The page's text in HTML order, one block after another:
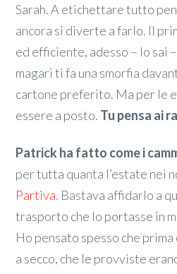
Sarah. A etichettare tutto
ancora si diverte a farlo. Il
ed efficiente, adesso – lo sai
magari ti fa una smorfia
cartone preferito. Ma per le
essere a posto. Tu pensa ai
Patrick ha fatto come i
per tutta quanta l’estate nei
Partiva. Bastava affidarlo a
trasporto che lo portasse in
Ho pensato spesso che
a secco, che le provviste